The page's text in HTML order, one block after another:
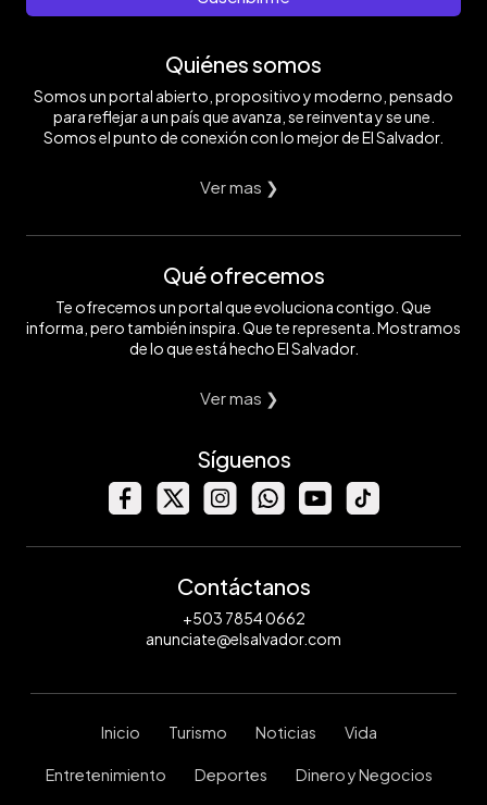
Quiénes somos
Somos un portal abierto, propositivo y moderno, pensado
para reflejar a un país que avanza, se reinventa y se une.
Somos el punto de conexión con lo mejor de El Salvador.
Ver mas ❯
Qué ofrecemos
Te ofrecemos un portal que evoluciona contigo. Que
informa, pero también inspira. Que te representa. Mostramos
de lo que está hecho El Salvador.
Ver mas ❯
Síguenos
Contáctanos
+503 7854 0662
anunciate@elsalvador.com
Inicio Turismo Noticias Vida
Entretenimiento Deportes Dinero y Negocios